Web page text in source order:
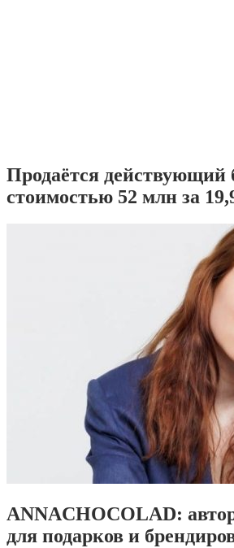
Продаётся действующий
стоимостью 52 млн за
ANNACHOCOLAD:
для подарков и